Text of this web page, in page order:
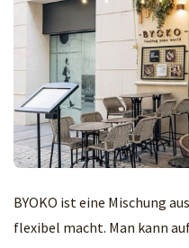
BYOKO ist eine Mischung
flexibel macht. Man kann